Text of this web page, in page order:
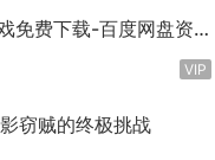
免费下载-百度网盘资
VIP
窃贼的终极挑战